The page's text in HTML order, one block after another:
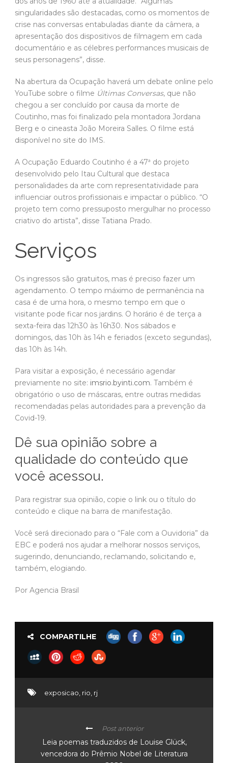
singularidades são destacadas, como os momentos de
crise nas conversas entabuladas diante da câmera, a
apresentação dos dispositivos de filmagem em cada
documentário e as célebres performances musicais de
seus personagens”, disse.
Na abertura da Ocupação haverá um debate online pelo
YouTube sobre o filme Últimas Conversas, que não
chegou a ser concluído por causa da morte de
Coutinho, mas foi finalizado pela montadora Jordana
Berg e o cineasta João Moreira Salles. O filme está
disponível no site do IMS.
A Ocupação Eduardo Coutinho é a 47ª do projeto
desenvolvido pelo Itau Cultural que destaca
personalidades da arte com representatividade para
influenciar outros profissionais e impactar o público. “O
projeto tem como pressuposto mergulhar no processo
criativo do artista”, disse Tatiana Prado.
Serviços
Os ingressos são gratuitos, mas é preciso fazer um
agendamento. O tempo máximo de permanência na
casa é de uma hora, o mesmo tempo em que o
visitante pode ficar nos jardins. O horário é de terça a
sexta-feira das 12h30 às 16h30. Nos sábados e
domingos, das 10h às 14h e feriados (exceto segundas),
das 10h às 14h.
Para visitar a exposição, é necessário agendar
previamente no site: imsrio.byinti.com. Também é
obrigatório o uso de máscaras, entre outras medidas
recomendadas pelas autoridades para a prevenção da
Covid-19.
Dê sua opinião sobre a
qualidade do conteúdo que
você acessou.
Para registrar sua opinião, copie o link ou o título do
conteúdo e clique na barra de manifestação.
Você será direcionado para o “Fale com a Ouvidoria” da
EBC e poderá nos ajudar a melhorar nossos serviços,
sugerindo, denunciando, reclamando, solicitando e,
também, elogiando.
Por Agencia Brasil
COMPARTILHE
exposicao rio rj
Post anterior
Leia poemas traduzidos de Louise Glück,
vencedora do Prêmio Nobel de Literatura